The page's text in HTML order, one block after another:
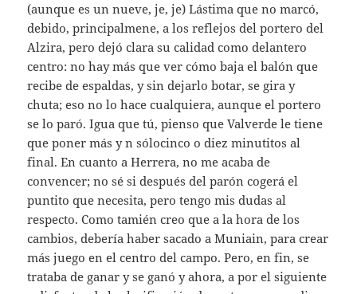
(aunque es un nueve, je, je) Lástima que no marcó,
debido, principalmene, a los reflejos del portero del
Alzira, pero dejó clara su calidad como delantero
centro: no hay más que ver cómo baja el balón que
recibe de espaldas, y sin dejarlo botar, se gira y
chuta; eso no lo hace cualquiera, aunque el portero
se lo paró. Igua que tú, pienso que Valverde le tiene
que poner más y n sólocinco o diez minutitos al
final. En cuanto a Herrera, no me acaba de
convencer; no sé si después del parón cogerá el
puntito que necesita, pero tengo mis dudas al
respecto. Como tamién creo que a la hora de los
cambios, debería haber sacado a Muniain, para crear
más juego en el centro del campo. Pero, en fin, se
trataba de ganar y se ganó y ahora, a por el siguiente